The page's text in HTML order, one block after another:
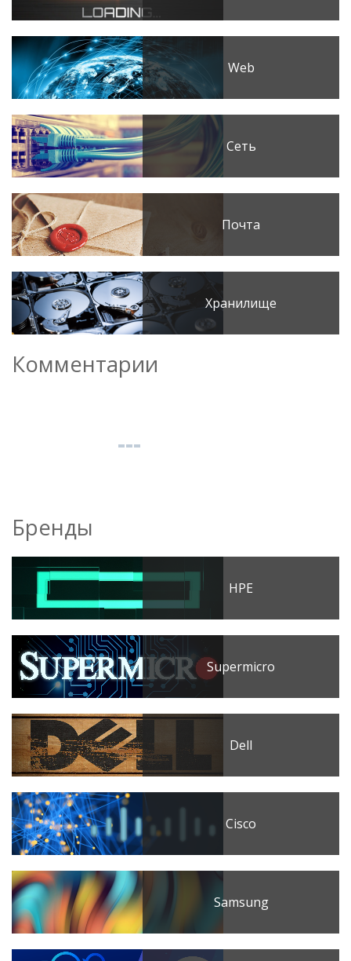
Web
Сеть
Почта
Хранилище
Комментарии
Бренды
HPE
Supermicro
Dell
Cisco
Samsung